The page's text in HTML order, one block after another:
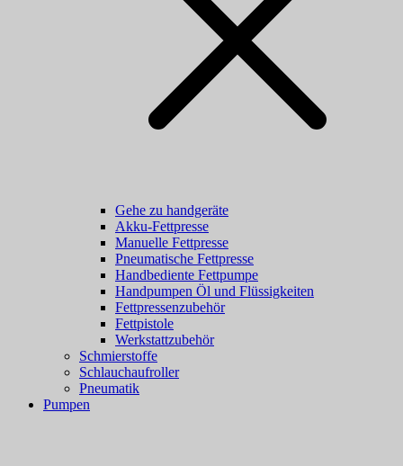
Gehe zu handgeräte
Akku-Fettpresse
Manuelle Fettpresse
Pneumatische Fettpresse
Handbediente Fettpumpe
Handpumpen Öl und Flüssigkeiten
Fettpressenzubehör
Fettpistole
Werkstattzubehör
Schmierstoffe
Schlauchaufroller
Pneumatik
Pumpen